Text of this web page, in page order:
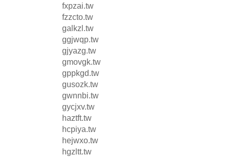
fxpzai.tw
fzzcto.tw
galkzl.tw
ggjwqp.tw
gjyazg.tw
gmovgk.tw
gppkgd.tw
gusozk.tw
gwnnbi.tw
gycjxv.tw
haztft.tw
hcpiya.tw
hejwxo.tw
hgzltt.tw